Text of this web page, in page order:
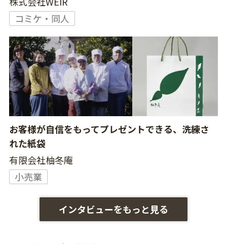
コミケ・同人
お客様が自信をもってプレゼントできる、洗練さ
れた紙袋
有限会社柚冬庵
小売業
インタビューをもっと見る